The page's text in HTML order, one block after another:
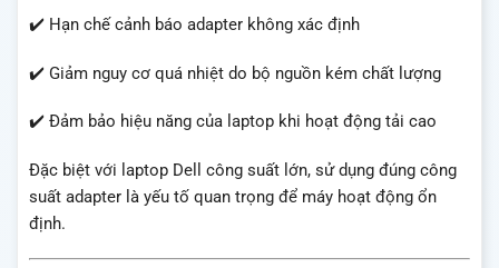
✔️ Hạn chế cảnh báo adapter không xác định
✔️ Giảm nguy cơ quá nhiệt do bộ nguồn kém chất lượng
✔️ Đảm bảo hiệu năng của laptop khi hoạt động tải cao
Đặc biệt với laptop Dell công suất lớn, sử dụng đúng công
suất adapter là yếu tố quan trọng để máy hoạt động ổn
định.